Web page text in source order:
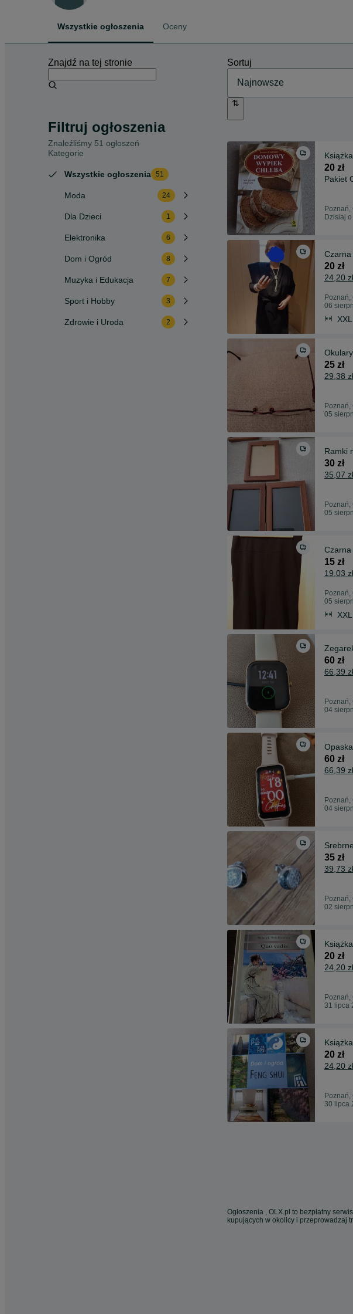
Wszystkie ogłoszenia Oceny
Znajdź na tej stronie
Filtruj ogłoszenia
Znaleźliśmy 51 ogłoszeń
Kategorie
Wszystkie ogłoszenia 51
Moda 24
Dla Dzieci 1
Elektronika 6
Dom i Ogród 8
Muzyka i Edukacja 7
Sport i Hobby 3
Zdrowie i Uroda 2
Sortuj
20 zł
Pakiet
Poznań,
Dzisiaj
Czarna
20 zł
24,20
Poznań,
06
25 zł
29,38
Poznań,
05
Ramki
30 zł
35,07
Poznań,
05
15 zł
19,03
Poznań,
05
60 zł
66,39
Poznań,
04
60 zł
66,39
Poznań,
04
35 zł
39,73
Poznań,
02
20 zł
24,20
Poznań,
31 lipca
20 zł
24,20
Poznań,
30 lipca
Ogłoszenia , OLX.pl to bezpłatny
kupujących w okolicy i przeprowadzaj